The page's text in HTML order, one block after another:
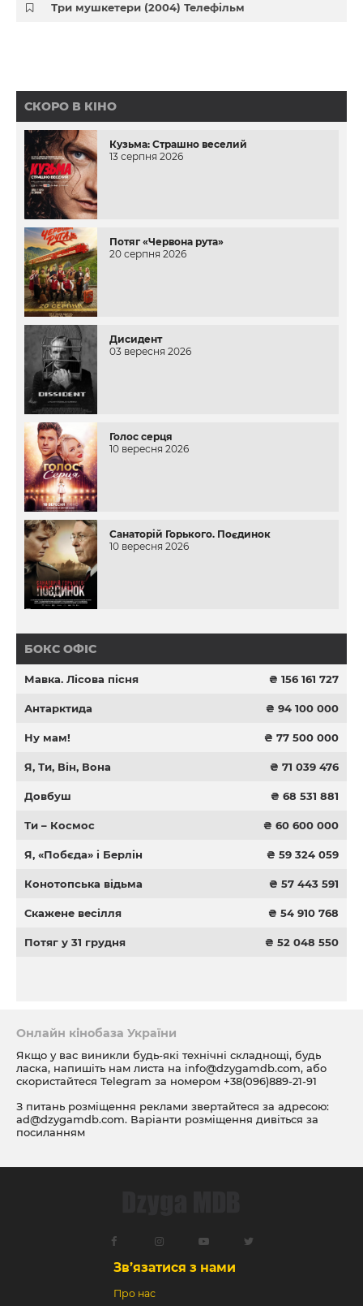
Три мушкетери (2004) Телефільм
СКОРО В КІНО
Кузьма: Страшно веселий
13 серпня 2026
Потяг «Червона рута»
20 серпня 2026
Дисидент
03 вересня 2026
Голос серця
10 вересня 2026
Санаторій Горького. Поєдинок
10 вересня 2026
БОКС ОФІС
Мавка. Лісова пісня ₴ 156 161 727
Антарктида ₴ 94 100 000
Ну мам! ₴ 77 500 000
Я, Ти, Він, Вона ₴ 71 039 476
Довбуш ₴ 68 531 881
Ти – Космос ₴ 60 600 000
Я, «Побєда» і Берлін ₴ 59 324 059
Конотопська відьма ₴ 57 443 591
Скажене весілля ₴ 54 910 768
Потяг у 31 грудня ₴ 52 048 550
Онлайн кінобаза України
Якщо у вас виникли будь-які технічні складнощі, будь
ласка, напишіть нам листа на info@dzygamdb.com, або
скористайтеся Telegram за номером +38(096)889-21-91
З питань розміщення реклами звертайтеся за адресою:
ad@dzygamdb.com. Варіанти розміщення дивіться за
посиланням
Зв’язатися з нами
Про нас